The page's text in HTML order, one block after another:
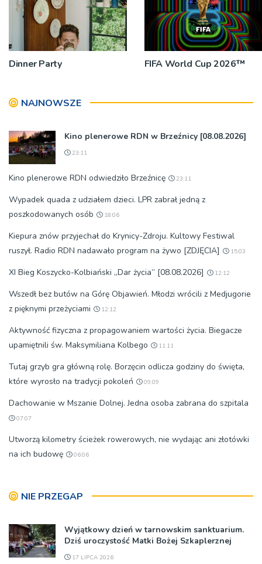
Dinner Party FIFA World Cup 2026™
NAJNOWSZE
Kino plenerowe RDN w Brzeźnicy [08.08.2026]
23:11
Kino plenerowe RDN odwiedziło Brzeźnicę 23:11
Wypadek quada z udziałem dzieci. LPR zabrał jedną z
poszkodowanych osób
18:06
Kiepura znów przyjechał do Krynicy-Zdroju. Kultowy Festiwal
ruszył. Radio RDN nadawało program na żywo [ZDJĘCIA]
15:03
XI Bieg Koszycko-Kolbiański „Dar życia” [08.08.2026] 12:12
Wszedł bez butów na Górę Objawień. Młodzi wrócili z Medjugorie
z pięknymi przeżyciami
12:12
Aktywność fizyczna z propagowaniem wartości życia. Biegacze
upamiętnili św. Maksymiliana Kolbego
11:11
Tutaj grzyb gra główną rolę. Borzęcin odlicza godziny do święta,
które wyrosło na tradycji pokoleń
09:09
Dachowanie w Mszanie Dolnej. Jedna osoba zabrana do szpitala
07:07
Utworzą kilometry ścieżek rowerowych, nie wydając ani złotówki
na ich budowę
06:06
NIE PRZEGAP
Wyjątkowy dzień w tarnowskim sanktuarium.
Dziś uroczystość Matki Bożej Szkaplerznej
17 LIPCA 2026